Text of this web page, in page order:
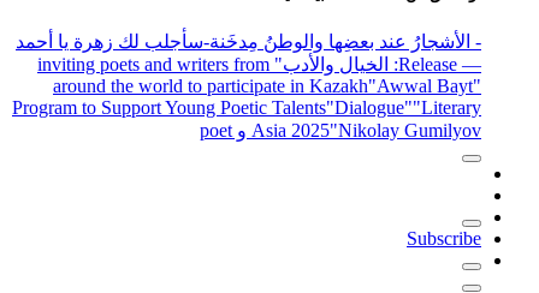
- الأشجارُ عند بعضِها والوطنُ مِدخَنة-سأجلب لك زهرة يا أحمد
— Release
: الخيال والأدب
" inviting poets and writers from
around the world to participate in Kazakh"Awwal Bayt"
Program to Support Young Poetic Talents"Dialogue""Literary
Asia 2025"Nikolay Gumilyov و poet
Subscribe